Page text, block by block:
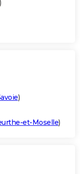
)
)
et-Moselle)